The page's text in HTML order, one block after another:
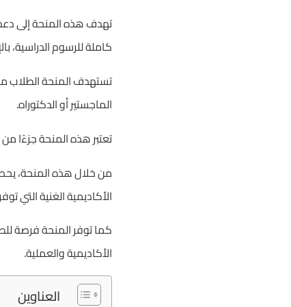
تهدف هذه المنحة إلى
كاملة للرسوم
تستهدف المنحة الطلاب
الماجستير أو الدكتوراه.
تعتبر هذه المنحة جزءًا
من خلال هذه المنحة،
الأكاديمية الغنية التي
كما توفر المنحة فرصة
الأكاديمية والعملية.
العناوين